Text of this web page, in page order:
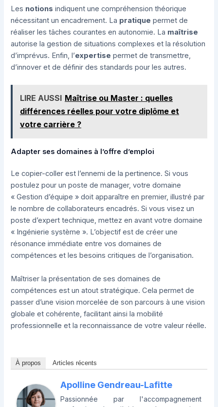
Les notions indiquent une compréhension théorique
nécessitant un encadrement. La pratique permet de
réaliser les tâches courantes en autonomie. La maîtrise
autorise la gestion de situations complexes et la résolution
d’imprévus. Enfin, l’expertise permet de transmettre,
d’innover et de définir des standards pour les autres.
LIRE AUSSI Maîtrise ou Master : quelles
différences réelles pour votre diplôme et
votre carrière ?
Adapter ses domaines à l’offre d’emploi
Le copier-coller est l’ennemi de la pertinence. Si vous
postulez pour un poste de manager, votre domaine
« Gestion d’équipe » doit apparaître en premier, illustré par
le nombre de collaborateurs encadrés. Si vous visez un
poste d’expert technique, mettez en avant votre domaine
« Ingénierie système ». L’objectif est de créer une
résonance immédiate entre vos domaines de
compétences et les besoins critiques de l’organisation.
Maîtriser la présentation de ses domaines de
compétences est un atout stratégique. Cela permet de
passer d’une vision morcelée de son parcours à une vision
globale et cohérente, facilitant ainsi la mobilité
professionnelle et la reconnaissance de votre valeur réelle.
À propos Articles récents
Apolline Gendreau-Lafitte
Passionnée par l'accompagnement